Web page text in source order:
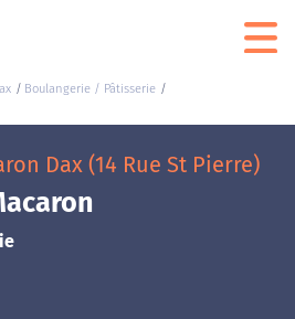
Boulangerie / Pâtisserie
Dax (14 Rue St Pierre)